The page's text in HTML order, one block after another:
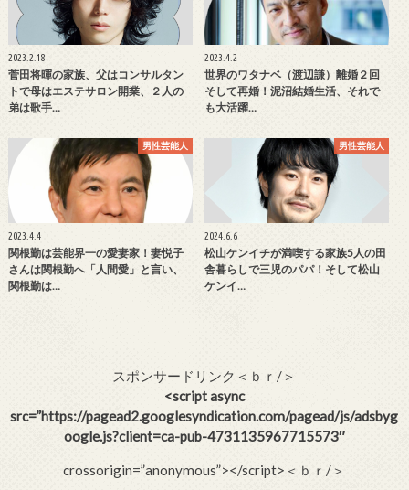
2023.2.18
菅田将暉の家族、父はコンサルタン
トで母はエステサロン開業、２人の
弟は歌手…
2023.4.2
世界のワタナベ（渡辺謙）離婚２回
そして再婚！泥沼結婚生活、それで
も大活躍…
男性芸能人
2023.4.4
関根勤は芸能界一の愛妻家！妻悦子
さんは関根勤へ「人間愛」と言い、
関根勤は…
男性芸能人
2024.6.6
松山ケンイチが満喫する家族5人の田
舎暮らしで三児のパパ！そして松山
ケンイ…
スポンサードリンク＜ｂｒ/＞
<script async
src=”https://pagead2.googlesyndication.com/pagead/js/adsbyg
oogle.js?client=ca-pub-4731135967715573″
crossorigin=”anonymous”></script>＜ｂｒ/＞